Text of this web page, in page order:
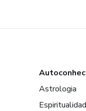
Astrologia